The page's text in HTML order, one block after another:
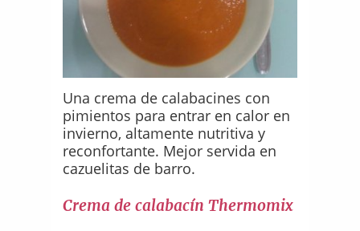
Una crema de calabacines con
pimientos para entrar en calor en
invierno, altamente nutritiva y
reconfortante. Mejor servida en
cazuelitas de barro.
Crema de calabacín Thermomix